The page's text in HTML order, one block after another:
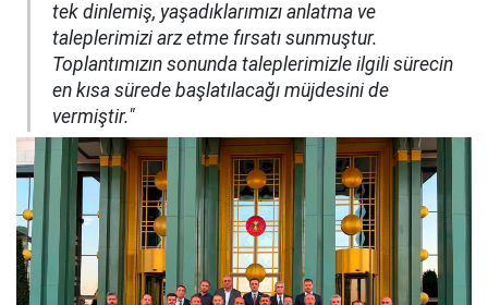
tek dinlemiş, yaşadıklarımızı anlatma ve
taleplerimizi arz etme fırsatı sunmuştur.
Toplantımızın sonunda taleplerimizle ilgili sürecin
en kısa sürede başlatılacağı müjdesini de
vermiştir."